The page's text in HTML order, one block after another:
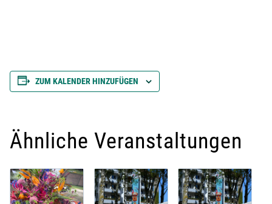
ZUM KALENDER HINZUFÜGEN
Ähnliche Veranstaltungen